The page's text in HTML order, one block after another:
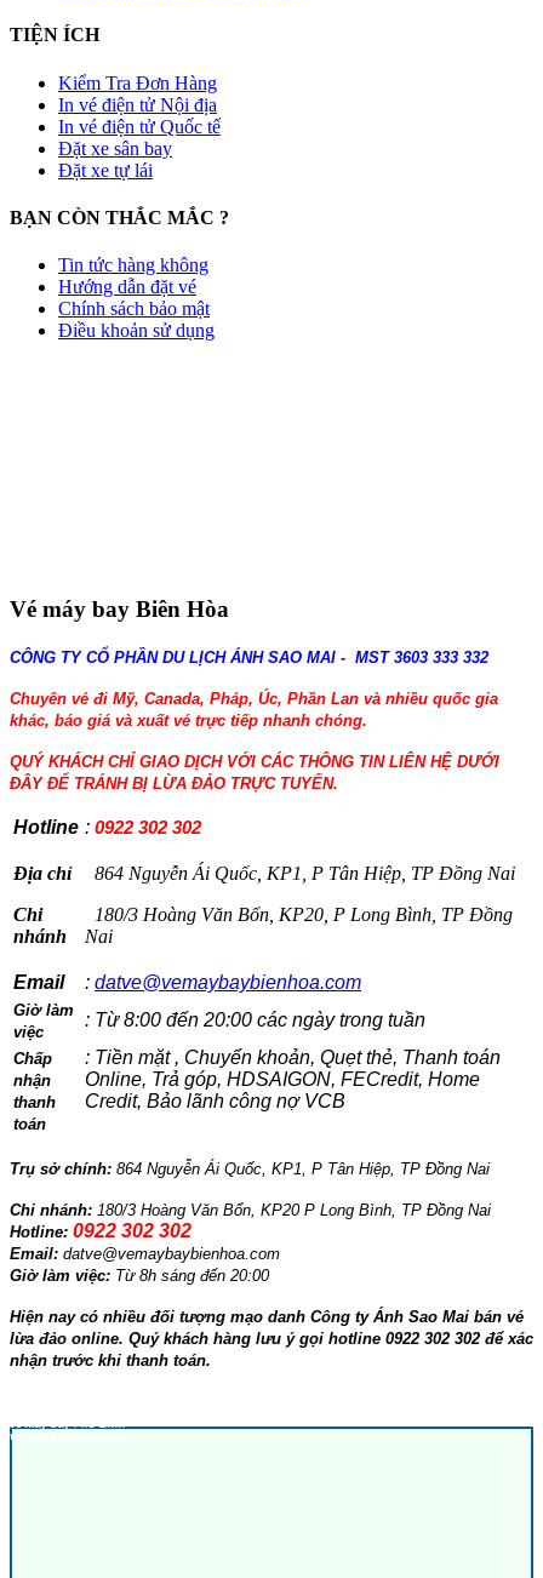
TIỆN ÍCH
Kiểm Tra Đơn Hàng
In vé điện tử Nội địa
In vé điện tử Quốc tế
Đặt xe sân bay
Đặt xe tự lái
BẠN CÒN THẮC MẮC ?
Tin tức hàng không
Hướng dẫn đặt vé
Chính sách bảo mật
Điều khoản sử dụng
Vé máy bay Biên Hòa
CÔNG TY CỔ PHẦN DU LỊCH ÁNH SAO MAI - MST 3603 333 332
Chuyên vé đi Mỹ, Canada, Pháp, Úc, Phần Lan và nhiều quốc gia
khác, báo giá và xuất vé trực tiếp nhanh chóng.
QUÝ KHÁCH CHỈ GIAO DỊCH VỚI CÁC THÔNG TIN LIÊN HỆ DƯỚI
ĐÂY ĐỂ TRÁNH BỊ LỪA ĐẢO TRỰC TUYẾN.
Hotline : 0922 302 302
Địa chỉ
Chi
nhánh
864 Nguyễn Ái Quốc, KP1, P Tân Hiệp, TP Đồng Nai
180/3 Hoàng Văn Bổn, KP20, P Long Bình, TP Đồng
Nai
Email : datve@vemaybaybienhoa.com
Giờ làm
việc
: Từ 8:00 đến 20:00 các ngày trong tuần
Chấp
nhận
thanh
toán
: Tiền mặt , Chuyển khoản, Quẹt thẻ, Thanh toán
Online, Trả góp, HDSAIGON, FECredit, Home
Credit, Bảo lãnh công nợ VCB
Trụ sở chính: 864 Nguyễn Ái Quốc, KP1, P Tân Hiệp, TP Đồng Nai
Chi nhánh: 180/3 Hoàng Văn Bổn, KP20 P Long Bình, TP Đồng Nai
Hotline: 0922 302 302
Email: datve@vemaybaybienhoa.com
Giờ làm việc: Từ 8h sáng đến 20:00
Hiện nay có nhiều đối tượng mạo danh Công ty Ánh Sao Mai bán vé
lừa đảo online. Quý khách hàng lưu ý gọi hotline 0922 302 302 để xác
nhận trước khi thanh toán.
vé máy bay Phú Bình